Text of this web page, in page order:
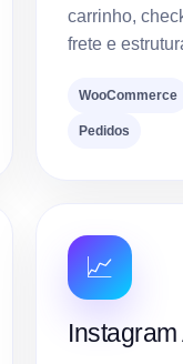
carrinho,
frete e
WooCommerce
Pedidos
📈